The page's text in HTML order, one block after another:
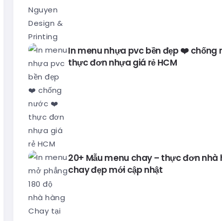
In menu nhựa pvc bền đẹp ❤️
thực đơn nhựa giá rẻ HCM
20+ Mẫu menu chay – thực đơn nhà
chay đẹp mới cập nhật